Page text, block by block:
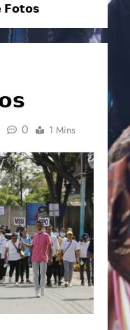
𝗙𝗼𝘁𝗼𝘀
0 1 Mins